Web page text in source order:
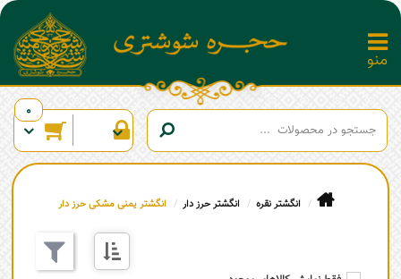
0
انگشتر نقره انگشتر حرز دار انگشتر یمنی مشکی حرز دار